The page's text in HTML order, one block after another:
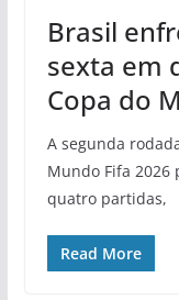
Brasil
sexta em
Copa do
A segunda
Mundo Fifa 2026
quatro partidas,
Read More